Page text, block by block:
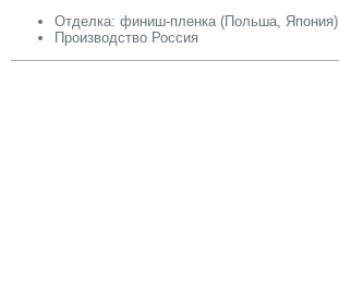
Отделка: финиш-пленка (Польша, Япония)
Производство Россия